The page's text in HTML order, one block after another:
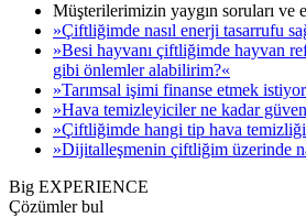
Müşterilerimizin yaygın soruları ve
»Çiftliğimde nasıl enerji tasarrufu
»Besi hayvanı çiftliğimde hayvan
gibi önlemler alabilirim?«
»Tarımsal işimi finanse etmek
»Hava temizleyiciler ne kadar
»Çiftliğimde hangi tip hava
»Dijitalleşmenin çiftliğim üzerinde
Big EXPERIENCE
Çözümler bul